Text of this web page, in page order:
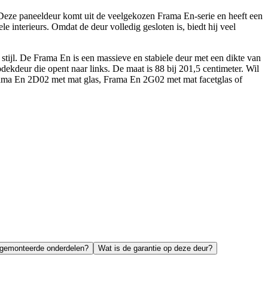
paneeldeur komt uit de veelgekozen Frama En-serie en heeft een
interieurs. Omdat de deur volledig gesloten is, biedt hij veel
De Frama En is een massieve en stabiele deur met een dikte van
die opent naar links. De maat is 88 bij 201,5 centimeter. Wil
En 2D02 met mat glas, Frama En 2G02 met mat facetglas of
onderdelen? Wat is de garantie op deze deur?